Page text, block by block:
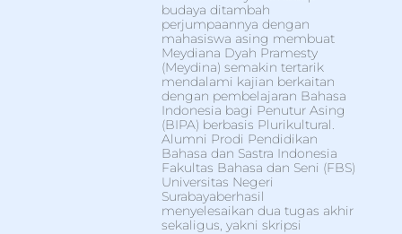
budaya ditambah
perjumpaannya dengan
mahasiswa asing membuat
Meydiana Dyah Pramesty
(Meydina) semakin tertarik
mendalami kajian berkaitan
dengan pembelajaran Bahasa
Indonesia bagi Penutur Asing
(BIPA) berbasis Plurikultural.
Alumni Prodi Pendidikan
Bahasa dan Sastra Indonesia
Fakultas Bahasa dan Seni (FBS)
Universitas Negeri
Surabayaberhasil
menyelesaikan dua tugas akhir
sekaligus, yakni skripsi